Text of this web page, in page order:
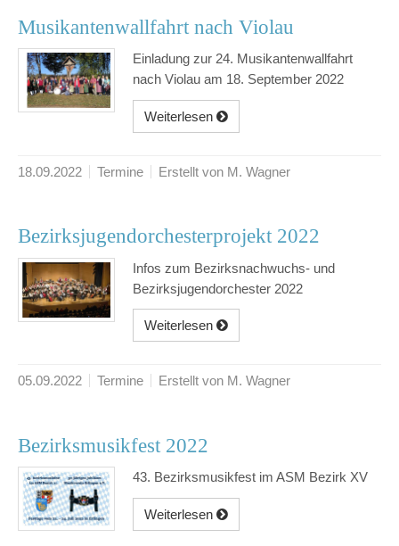
Musikantenwallfahrt nach Violau
Einladung zur 24. Musikantenwallfahrt
nach Violau am 18. September 2022
Weiterlesen
18.09.2022 Termine Erstellt von M. Wagner
Bezirksjugendorchesterprojekt 2022
Infos zum Bezirksnachwuchs- und
Bezirksjugendorchester 2022
Weiterlesen
05.09.2022 Termine Erstellt von M. Wagner
Bezirksmusikfest 2022
43. Bezirksmusikfest im ASM Bezirk XV
Weiterlesen